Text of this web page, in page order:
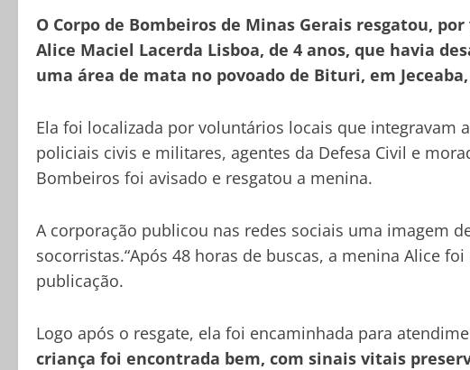
O Corpo de Bombeiros de Minas Gerais resgatou,
Alice Maciel Lacerda Lisboa, de 4 anos, que havia
uma área de mata no povoado de Bituri, em
Ela foi localizada por voluntários locais que integravam
policiais civis e militares, agentes da Defesa Civil e
Bombeiros foi avisado e resgatou a menina.
A corporação publicou nas redes sociais uma imagem
socorristas.“Após 48 horas de buscas, a menina Alice
publicação.
Logo após o resgate, ela foi encaminhada para
criança foi encontrada bem, com sinais vitais